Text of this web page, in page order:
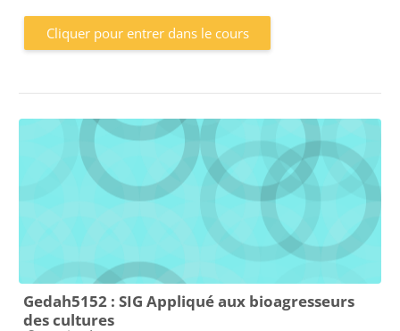
Cliquer pour entrer dans le cours
Gedah5152 : SIG Appliqué aux bioagresseurs
des cultures